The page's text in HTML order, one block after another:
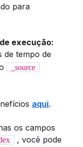
para
execução:
de tempo de
_source
aqui.
os campos
, você pode